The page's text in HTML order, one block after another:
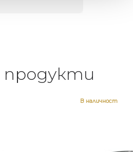
продукти
В наличност